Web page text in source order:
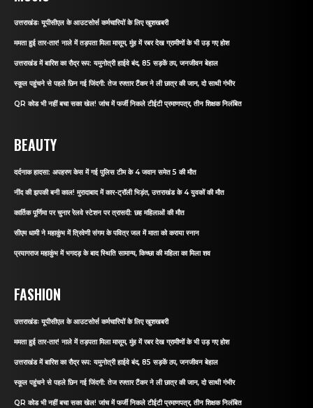
उत्तराखंडः यूपीसीएल के आउटसोर्स कर्मचारियों के लिए खुशखबरी
ममता हुई तार-तार! नाले में तड़पता मिला मासूम, मुंह में रबर देख ग्रामीणों के भी उड़ गए होश
उत्तराखंड में बारिश का रौद्र रूप: यमुनोत्री हाईवे बंद, 85 सड़कें ठप, जनजीवन बेहाल
स्कूल पहुंचने से पहले छिन गई जिंदगी: तेज रफ्तार टैंकर ने ली छात्र की जान, दो साथी गंभीर
QR कोड भी नहीं बचा सका खेल! जांच में फर्जी निकले टीईटी प्रमाणपत्र, तीन शिक्षक निलंबित
BEAUTY
दर्दनाक हादसा: अपहरण केस में गई पुलिस टीम के 4 जवान समेत 5 की मौत
नींद की झपकी बनी काल! मुरादाबाद में कार-ट्रॉली भिड़ंत, उत्तराखंड के 4 युवकों की मौत
कार्तिक पूर्णिमा पर चुनार रेलवे स्टेशन पर त्रासदी: छह महिलाओं की मौत
सीएम धामी ने महाकुंभ में त्रिवेणी संगम के पवित्र जल में माता को कराया स्नान
प्रयागराज महाकुंभ में भगदड़ के बाद स्थिति सामान्य, किच्छा की महिला का मिला शव
FASHION
उत्तराखंडः यूपीसीएल के आउटसोर्स कर्मचारियों के लिए खुशखबरी
ममता हुई तार-तार! नाले में तड़पता मिला मासूम, मुंह में रबर देख ग्रामीणों के भी उड़ गए होश
उत्तराखंड में बारिश का रौद्र रूप: यमुनोत्री हाईवे बंद, 85 सड़कें ठप, जनजीवन बेहाल
स्कूल पहुंचने से पहले छिन गई जिंदगी: तेज रफ्तार टैंकर ने ली छात्र की जान, दो साथी गंभीर
QR कोड भी नहीं बचा सका खेल! जांच में फर्जी निकले टीईटी प्रमाणपत्र, तीन शिक्षक निलंबित